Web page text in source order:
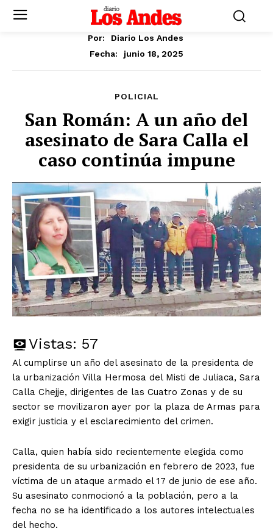
Por:
Diario Los Andes
Fecha:
junio 18, 2025
POLICIAL
San Román: A un año del
asesinato de Sara Calla el
caso continúa impune
Vistas: 57
Al cumplirse un año del asesinato de la presidenta de
la urbanización Villa Hermosa del Misti de Juliaca, Sara
Calla Chejje, dirigentes de las Cuatro Zonas y de su
sector se movilizaron ayer por la plaza de Armas para
exigir justicia y el esclarecimiento del crimen.
Calla, quien había sido recientemente elegida como
presidenta de su urbanización en febrero de 2023, fue
víctima de un ataque armado el 17 de junio de ese año.
Su asesinato conmocionó a la población, pero a la
fecha no se ha identificado a los autores intelectuales
del hecho.